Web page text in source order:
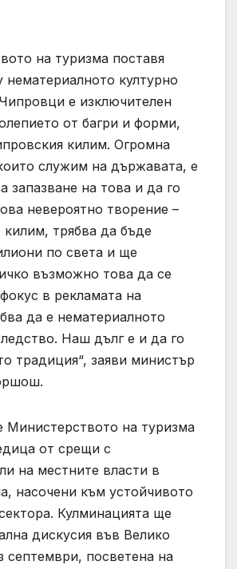
на туризма поставя
нематериалното културно
е изключителен
от багри и форми,
килим. Огромна
служим на държавата, е
запазване на това и да го
невероятно творение –
килим, трябва да бъде
по света и ще
възможно това да се
в рекламата на
да е нематериалното
Наш дълг е и да го
традиция“, заяви министър
Министерството на туризма
от срещи с
на местните власти в
насочени към устойчивото
Кулминацията ще
дискусия във Велико
септември, посветена на